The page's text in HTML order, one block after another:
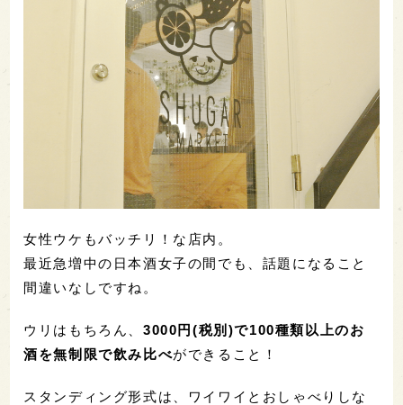
女性ウケもバッチリ！な店内。
最近急増中の日本酒女子の間でも、話題になること
間違いなしですね。
ウリはもちろん、3000円(税別)で100種類以上のお
酒を無制限で飲み比べができること！
スタンディング形式は、ワイワイとおしゃべりしな